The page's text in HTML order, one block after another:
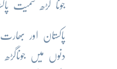
جونا گڑھ سمیت
پاکستان اور
دنوں میں